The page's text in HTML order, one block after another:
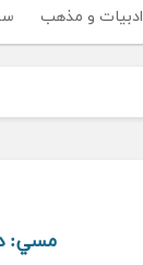
ادبیات و مذهب
مسي: